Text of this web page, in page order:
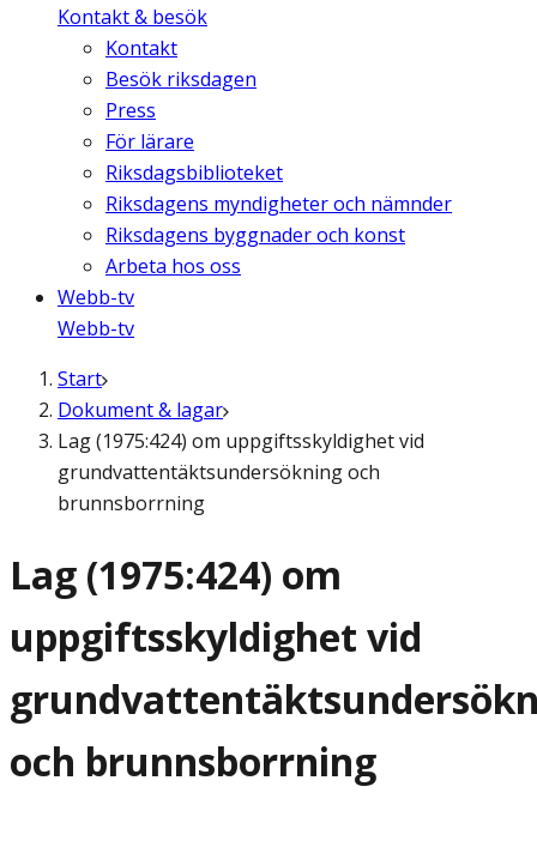
Kontakt & besök
Kontakt
Besök riksdagen
Press
För lärare
Riksdagsbiblioteket
Riksdagens myndigheter och nämnder
Riksdagens byggnader och konst
Arbeta hos oss
Webb-tv
Webb-tv
Start
Dokument & lagar
Lag (1975:424) om uppgiftsskyldighet vid
grundvattentäktsundersökning och
brunnsborrning
Lag (1975:424) om
uppgiftsskyldighet vid
och brunnsborrning